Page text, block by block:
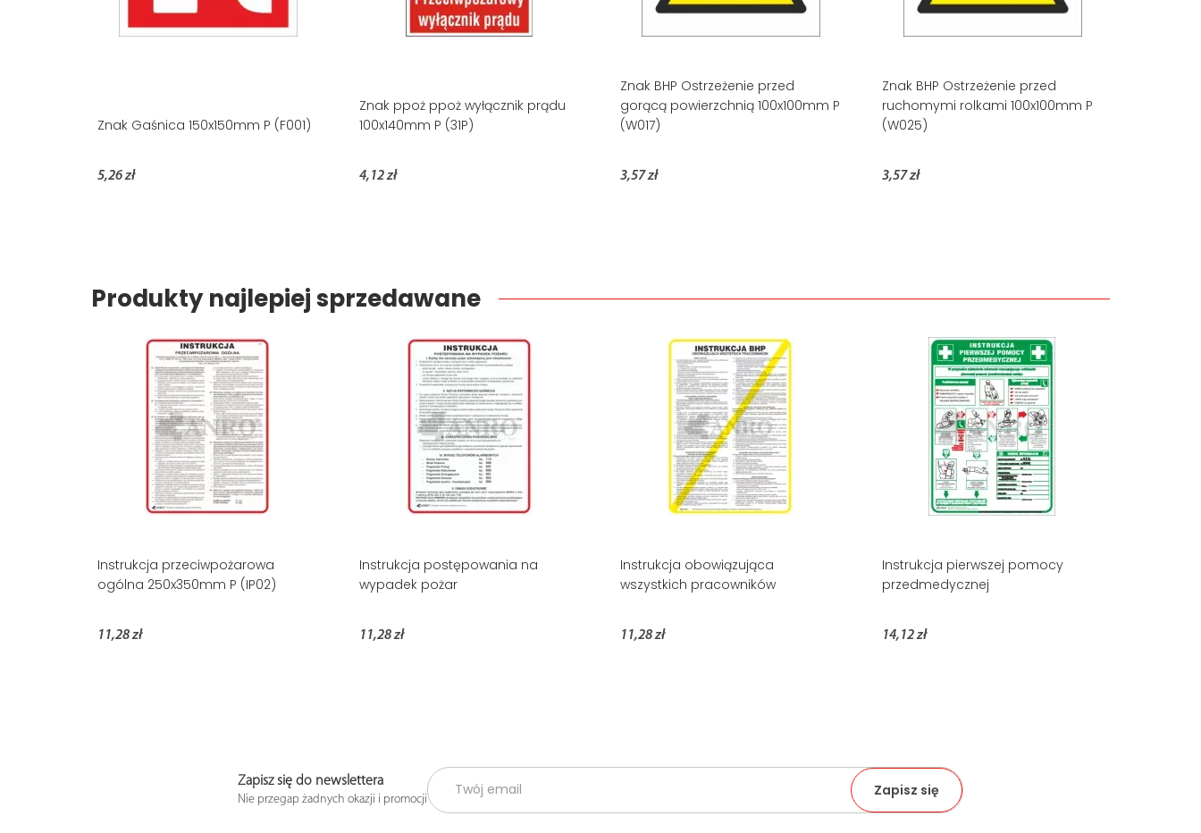
Znak Gaśnica 150x150mm P (F001)
5,26 zł
Znak ppoż ppoż wyłącznik prądu
100x140mm P (31P)
4,12 zł
Znak BHP Ostrzeżenie przed
gorącą powierzchnią 100x100mm P
(W017)
3,57 zł
Znak BHP Ostrzeżenie przed
ruchomymi rolkami 100x100mm P
(W025)
3,57 zł
Produkty najlepiej sprzedawane
Instrukcja przeciwpożarowa
ogólna 250x350mm P (IP02)
11,28 zł
Instrukcja postępowania na
wypadek pożar
11,28 zł
Instrukcja obowiązująca
wszystkich pracowników
11,28 zł
Instrukcja pierwszej pomocy
przedmedycznej
14,12 zł
Zapisz się do newslettera
Nie przegap żadnych okazji i promocji